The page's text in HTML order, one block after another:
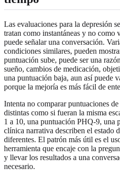
Las evaluaciones para la depresión
tratan como instantáneas y no como
puede señalar una conversación.
condiciones similares, pueden
puntuación sube, puede ser una
sueño, cambios de medicación,
una puntuación baja, aun así puede
porque la mejoría es más fácil de
Intenta no comparar puntuaciones
distintas como si fueran la misma
1 a 10, una puntuación PHQ-9,
clínica narrativa describen el estado
diferentes. El patrón más útil es el
herramienta que encaje con la
y llevar los resultados a una
necesario.